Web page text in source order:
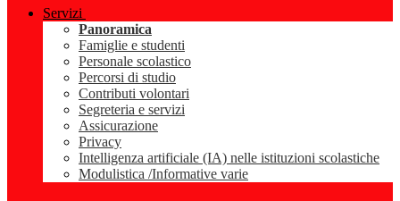
Servizi
Panoramica
Famiglie e studenti
Personale scolastico
Percorsi di studio
Contributi volontari
Segreteria e servizi
Assicurazione
Privacy
Intelligenza artificiale (IA) nelle istituzioni scolastiche
Modulistica /Informative varie